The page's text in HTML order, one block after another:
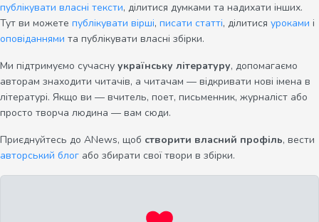
публікувати власні тексти, ділитися думками та надихати інших.
Тут ви можете публікувати вірші, писати статті, ділитися уроками і
оповіданнями та публікувати власні збірки.
Ми підтримуємо сучасну українську літературу, допомагаємо
авторам знаходити читачів, а читачам — відкривати нові імена в
літературі. Якщо ви — вчитель, поет, письменник, журналіст або
просто творча людина — вам сюди.
Приєднуйтесь до ANews, щоб створити власний профіль, вести
авторський блог або збирати свої твори в збірки.